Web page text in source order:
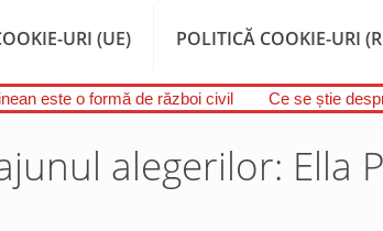
URI (UE) POLITICĂ COOKIE-URI
este o formă de război civil Ce se știe
alegerilor: Ella